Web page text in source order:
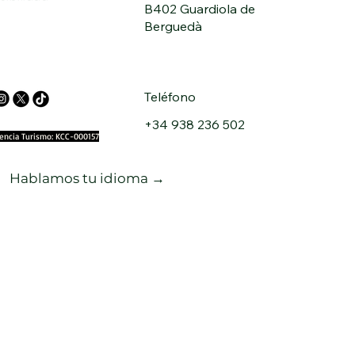
B402 Guardiola de
Berguedà
Teléfono
Turismo: KCC-000157
+34 938 236 502
Hablamos tu idioma →